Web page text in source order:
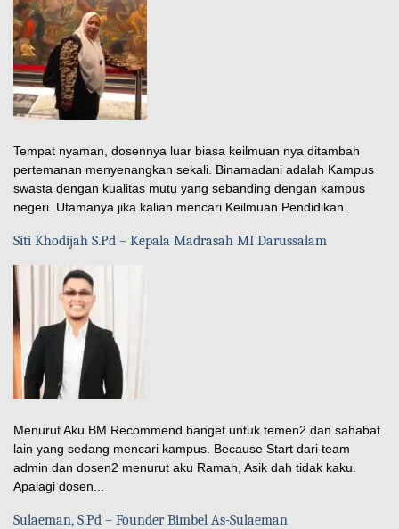
Tempat nyaman, dosennya luar biasa keilmuan nya ditambah
pertemanan menyenangkan sekali. Binamadani adalah Kampus
swasta dengan kualitas mutu yang sebanding dengan kampus
negeri. Utamanya jika kalian mencari Keilmuan Pendidikan.
Siti Khodijah S.Pd – Kepala Madrasah MI Darussalam
Menurut Aku BM Recommend banget untuk temen2 dan sahabat
lain yang sedang mencari kampus. Because Start dari team
admin dan dosen2 menurut aku Ramah, Asik dah tidak kaku.
Apalagi dosen...
Sulaeman, S.Pd – Founder Bimbel As-Sulaeman